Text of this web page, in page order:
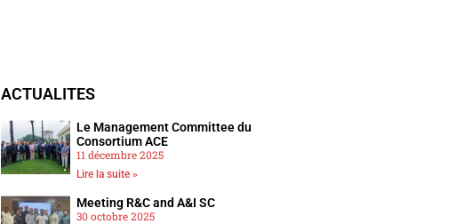
ACTUALITES
Le Management Committee du
Consortium ACE
11 décembre 2025
Lire la suite »
Meeting R&C and A&I SC​
30 octobre 2025